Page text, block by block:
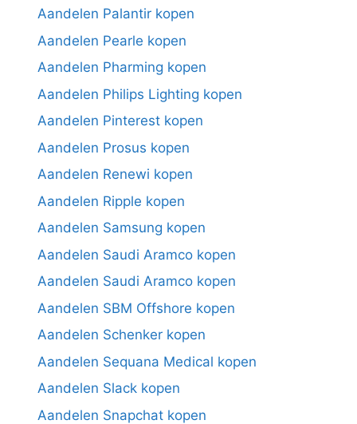
Aandelen Palantir kopen
Aandelen Pearle kopen
Aandelen Pharming kopen
Aandelen Philips Lighting kopen
Aandelen Pinterest kopen
Aandelen Prosus kopen
Aandelen Renewi kopen
Aandelen Ripple kopen
Aandelen Samsung kopen
Aandelen Saudi Aramco kopen
Aandelen Saudi Aramco kopen
Aandelen SBM Offshore kopen
Aandelen Schenker kopen
Aandelen Sequana Medical kopen
Aandelen Slack kopen
Aandelen Snapchat kopen